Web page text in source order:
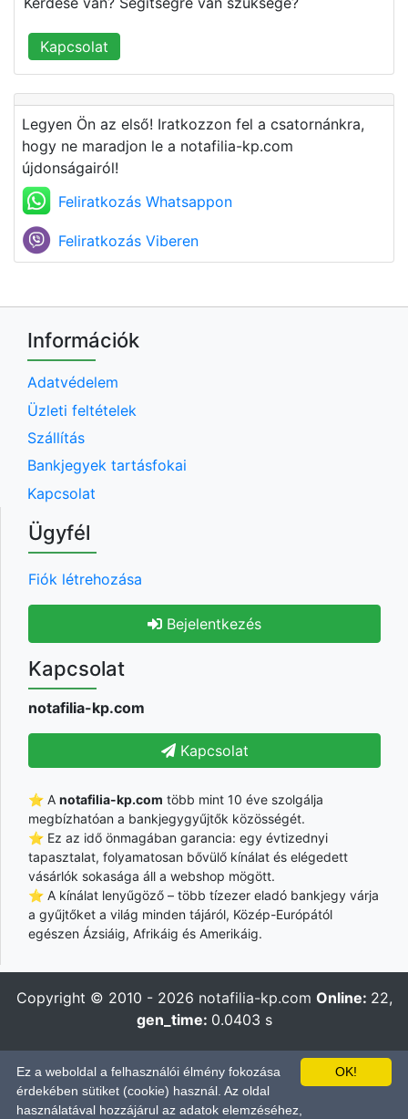
Kapcsolat
Legyen Ön az első! Iratkozzon fel a csatornánkra,
hogy ne maradjon le a notafilia-kp.com
újdonságairól!
Feliratkozás Whatsappon
Feliratkozás Viberen
Információk
Adatvédelem
Üzleti feltételek
Szállítás
Bankjegyek tartásfokai
Kapcsolat
Ügyfél
Fiók létrehozása
Bejelentkezés
Kapcsolat
notafilia-kp.com
Kapcsolat
⭐ A notafilia-kp.com több mint 10 éve szolgálja
megbízhatóan a bankjegygyűjtők közösségét.
⭐ Ez az idő önmagában garancia: egy évtizednyi
tapasztalat, folyamatosan bővülő kínálat és elégedett
vásárlók sokasága áll a webshop mögött.
⭐ A kínálat lenyűgöző – több tízezer eladó bankjegy várja
a gyűjtőket a világ minden tájáról, Közép-Európától
egészen Ázsiáig, Afrikáig és Amerikáig.
Copyright © 2010 - 2026 notafilia-kp.com Online: 22,
gen_time: 0.0403 s
Български|Dansk|Deutsch|Eesti|Ελληνικά English
Español| Français|Hrvatski|Italiano|Latviešu|Lietuvių|
Magyar|Nederlands|Polski|Português|Română
OK!
Ez a weboldal a felhasználói élmény fokozása
érdekében sütiket (cookie) használ. Az oldal
használatával hozzájárul az adatok elemzéséhez,